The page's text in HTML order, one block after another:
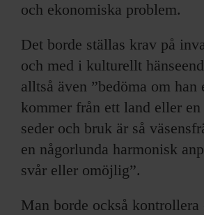
och ekonomiska problem.
Det borde ställas krav på
och med i kulturellt
alltså även ”bedöma om han
kommer från ett land eller
seder och bruk är så
en någorlunda harmonisk
svår eller omöjlig”.
Man borde också kontrollera